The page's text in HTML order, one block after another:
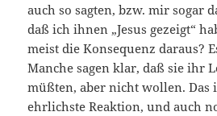
auch so sagten, bzw. mir sogar
daß ich ihnen „Jesus gezeigt“
meist die Konsequenz daraus?
Manche sagen klar, daß sie ihr
müßten, aber nicht wollen. Das
ehrlichste Reaktion, und auch